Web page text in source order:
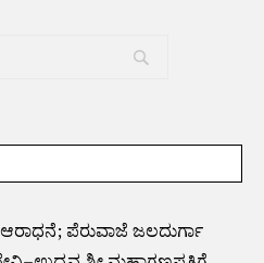
ಪೆರುವಾಜೆ ಜಲದುರ್ಗಾ